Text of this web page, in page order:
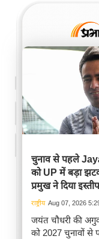
चुनाव से पहले
को UP में बड़ा
प्रमुख ने दिया
राष्ट्रीय Aug 07, 2026
जयंत चौधरी की
को 2027 चुनावों से